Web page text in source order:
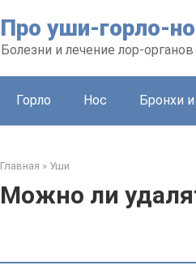
Про уши-горло-
Болезни и лечение лор-органов
Горло Нос Бронхи
Главная » Уши
Можно ли